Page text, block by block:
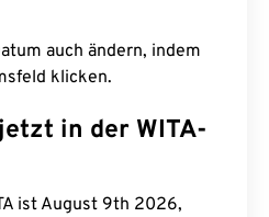
auch ändern, indem
klicken.
in der WITA-
ist August 9th 2026,